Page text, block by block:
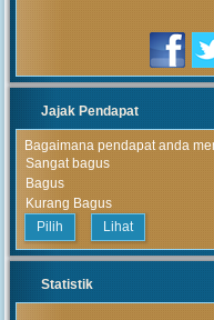
Jajak Pendapat
Bagaimana pendapat anda
Sangat bagus
Bagus
Kurang Bagus
Lihat
Statistik